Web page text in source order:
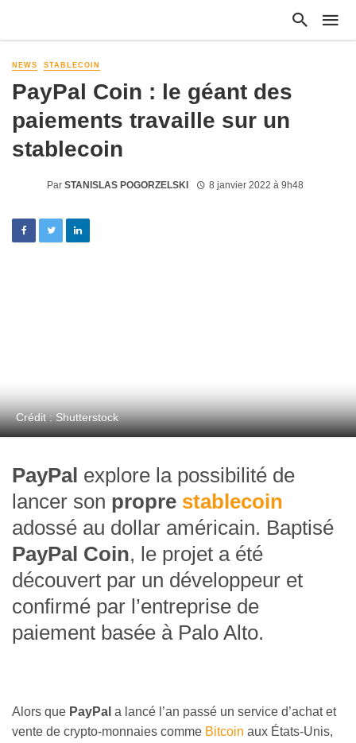
NEWS STABLECOIN
PayPal Coin : le géant des
paiements travaille sur un
stablecoin
Par STANISLAS POGORZELSKI 8 janvier 2022 à 9h48
Crédit : Shutterstock
PayPal explore la possibilité de
lancer son propre stablecoin
adossé au dollar américain. Baptisé
PayPal Coin, le projet a été
découvert par un développeur et
confirmé par l’entreprise de
paiement basée à Palo Alto.
Alors que PayPal a lancé l’an passé un service d’achat et
vente de crypto-monnaies comme Bitcoin aux États-Unis,